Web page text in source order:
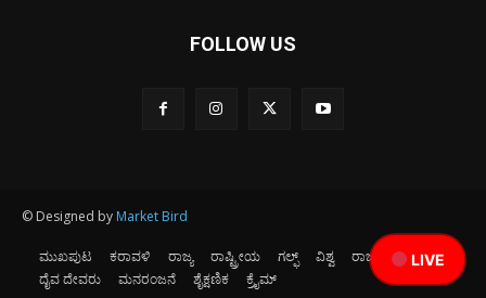
LIVE
FOLLOW US
© Designed by Market Bird
ಮುಖಪುಟ ಕರಾವಳಿ ರಾಜ್ಯ ರಾಷ್ಟ್ರೀಯ ಗಲ್ಫ್ ವಿಶ್ವ ರಾಜಕೀಯ
ಕ್ರೀಡೆ
ದೈವ ದೇವರು
ಮನರಂಜನೆ ಶೈಕ್ಷಣಿಕ ಕ್ರೈಮ್